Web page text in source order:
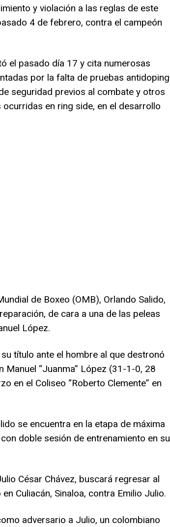
y violación a las reglas de este
4 de febrero, contra el campeón
el pasado día 17 y cita numerosas
por la falta de pruebas antidoping
seguridad previos al combate y otros
en ring side, en el desarrollo
de Boxeo (OMB), Orlando Salido,
de cara a una de las peleas
López.
título ante el hombre al que destronó
“Juanma” López (31-1-0, 28
en el Coliseo “Roberto Clemente” en
se encuentra en la etapa de máxima
doble sesión de entrenamiento en su
César Chávez, buscará regresar al
Culiacán, Sinaloa, contra Emilio Julio.
adversario a Julio, un colombiano